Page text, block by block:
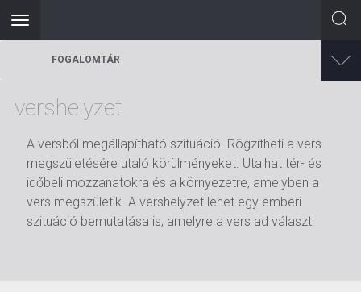
Toggle
navigation
FOGALOMTÁR
vershelyzet
A versből megállapítható szituáció. Rögzítheti a vers
megszületésére utaló körülményeket. Utalhat tér- és
időbeli mozzanatokra és a környezetre, amelyben a
vers megszületik. A vershelyzet lehet egy emberi
szituáció bemutatása is, amelyre a vers ad választ.